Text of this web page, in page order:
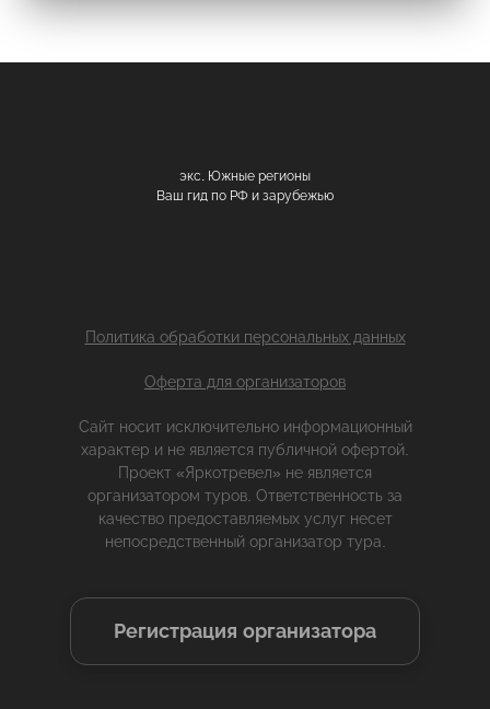
экс. Южные регионы
Ваш гид по РФ и зарубежью
Политика обработки персональных данных
Оферта для организаторов
Сайт носит исключительно информационный
характер и не является публичной офертой.
Проект «Яркотревел» не является
организатором туров. Ответственность за
качество предоставляемых услуг несет
непосредственный организатор тура.
Регистрация организатора